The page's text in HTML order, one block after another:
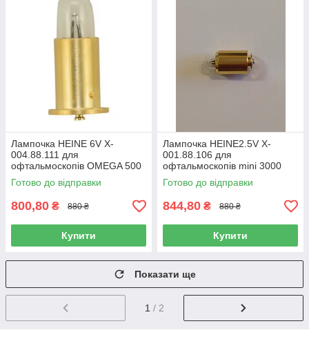
Лампочка HEINE 6V X-
004.88.111 для
офтальмоскопів OMEGA 500
Готово до відправки
800,80 ₴ 880 ₴
Купити
Лампочка HEINE2.5V X-
001.88.106 для
офтальмоскопів mini 3000
Готово до відправки
844,80 ₴ 880 ₴
Купити
Показати ще
1 / 2